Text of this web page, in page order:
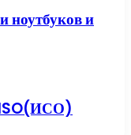
ноутбуков и
ISO(ИСО)